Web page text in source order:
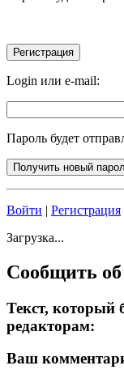
Login или e-mail:
Пароль будет
Войти | Регистрация
Загрузка...
Сообщить об
Текст, который
редакторам:
Ваш